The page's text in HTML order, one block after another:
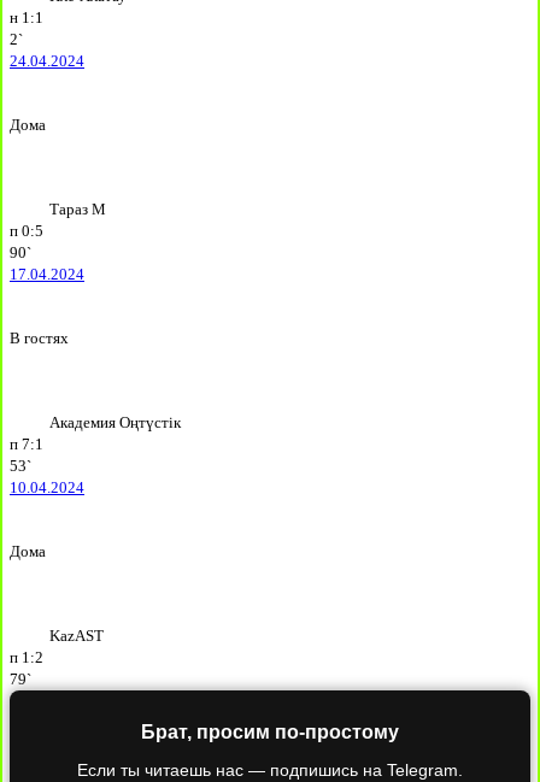
н 1:1
2`
24.04.2024
Дома
Тараз М
п 0:5
90`
17.04.2024
В гостях
Академия Оңтүстік
п 7:1
53`
10.04.2024
Дома
KazAST
п 1:2
79`
Брат, просим по-простому
Если ты читаешь нас — подпишись на Telegram.